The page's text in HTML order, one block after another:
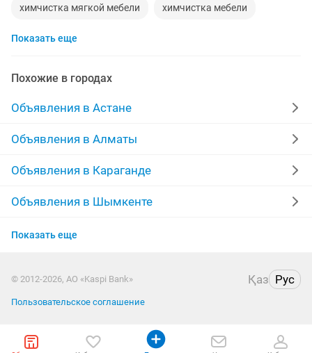
химчистка мягкой мебели химчистка мебели
сборщики мебели
сборщик мебели мебельшики
монтаж и демонтаж мебели
химчистка мебели ковров
грузоперевозки мебели продавец мебели
изготовление мебели для
ремонт перетяжка мягкой мебели
Показать еще
Похожие в городах
Объявления в Астане
Объявления в Алматы
Объявления в Караганде
Объявления в Шымкенте
Объявления в Актобе
Объявления в Павлодаре
Показать еще
© 2012-2026, АО «Kaspi Bank» Қаз Рус
Пользовательское соглашение